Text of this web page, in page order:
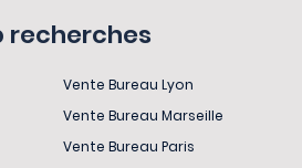
recherches
Vente Bureau Lyon
Vente Bureau Marseille
Vente Bureau Paris